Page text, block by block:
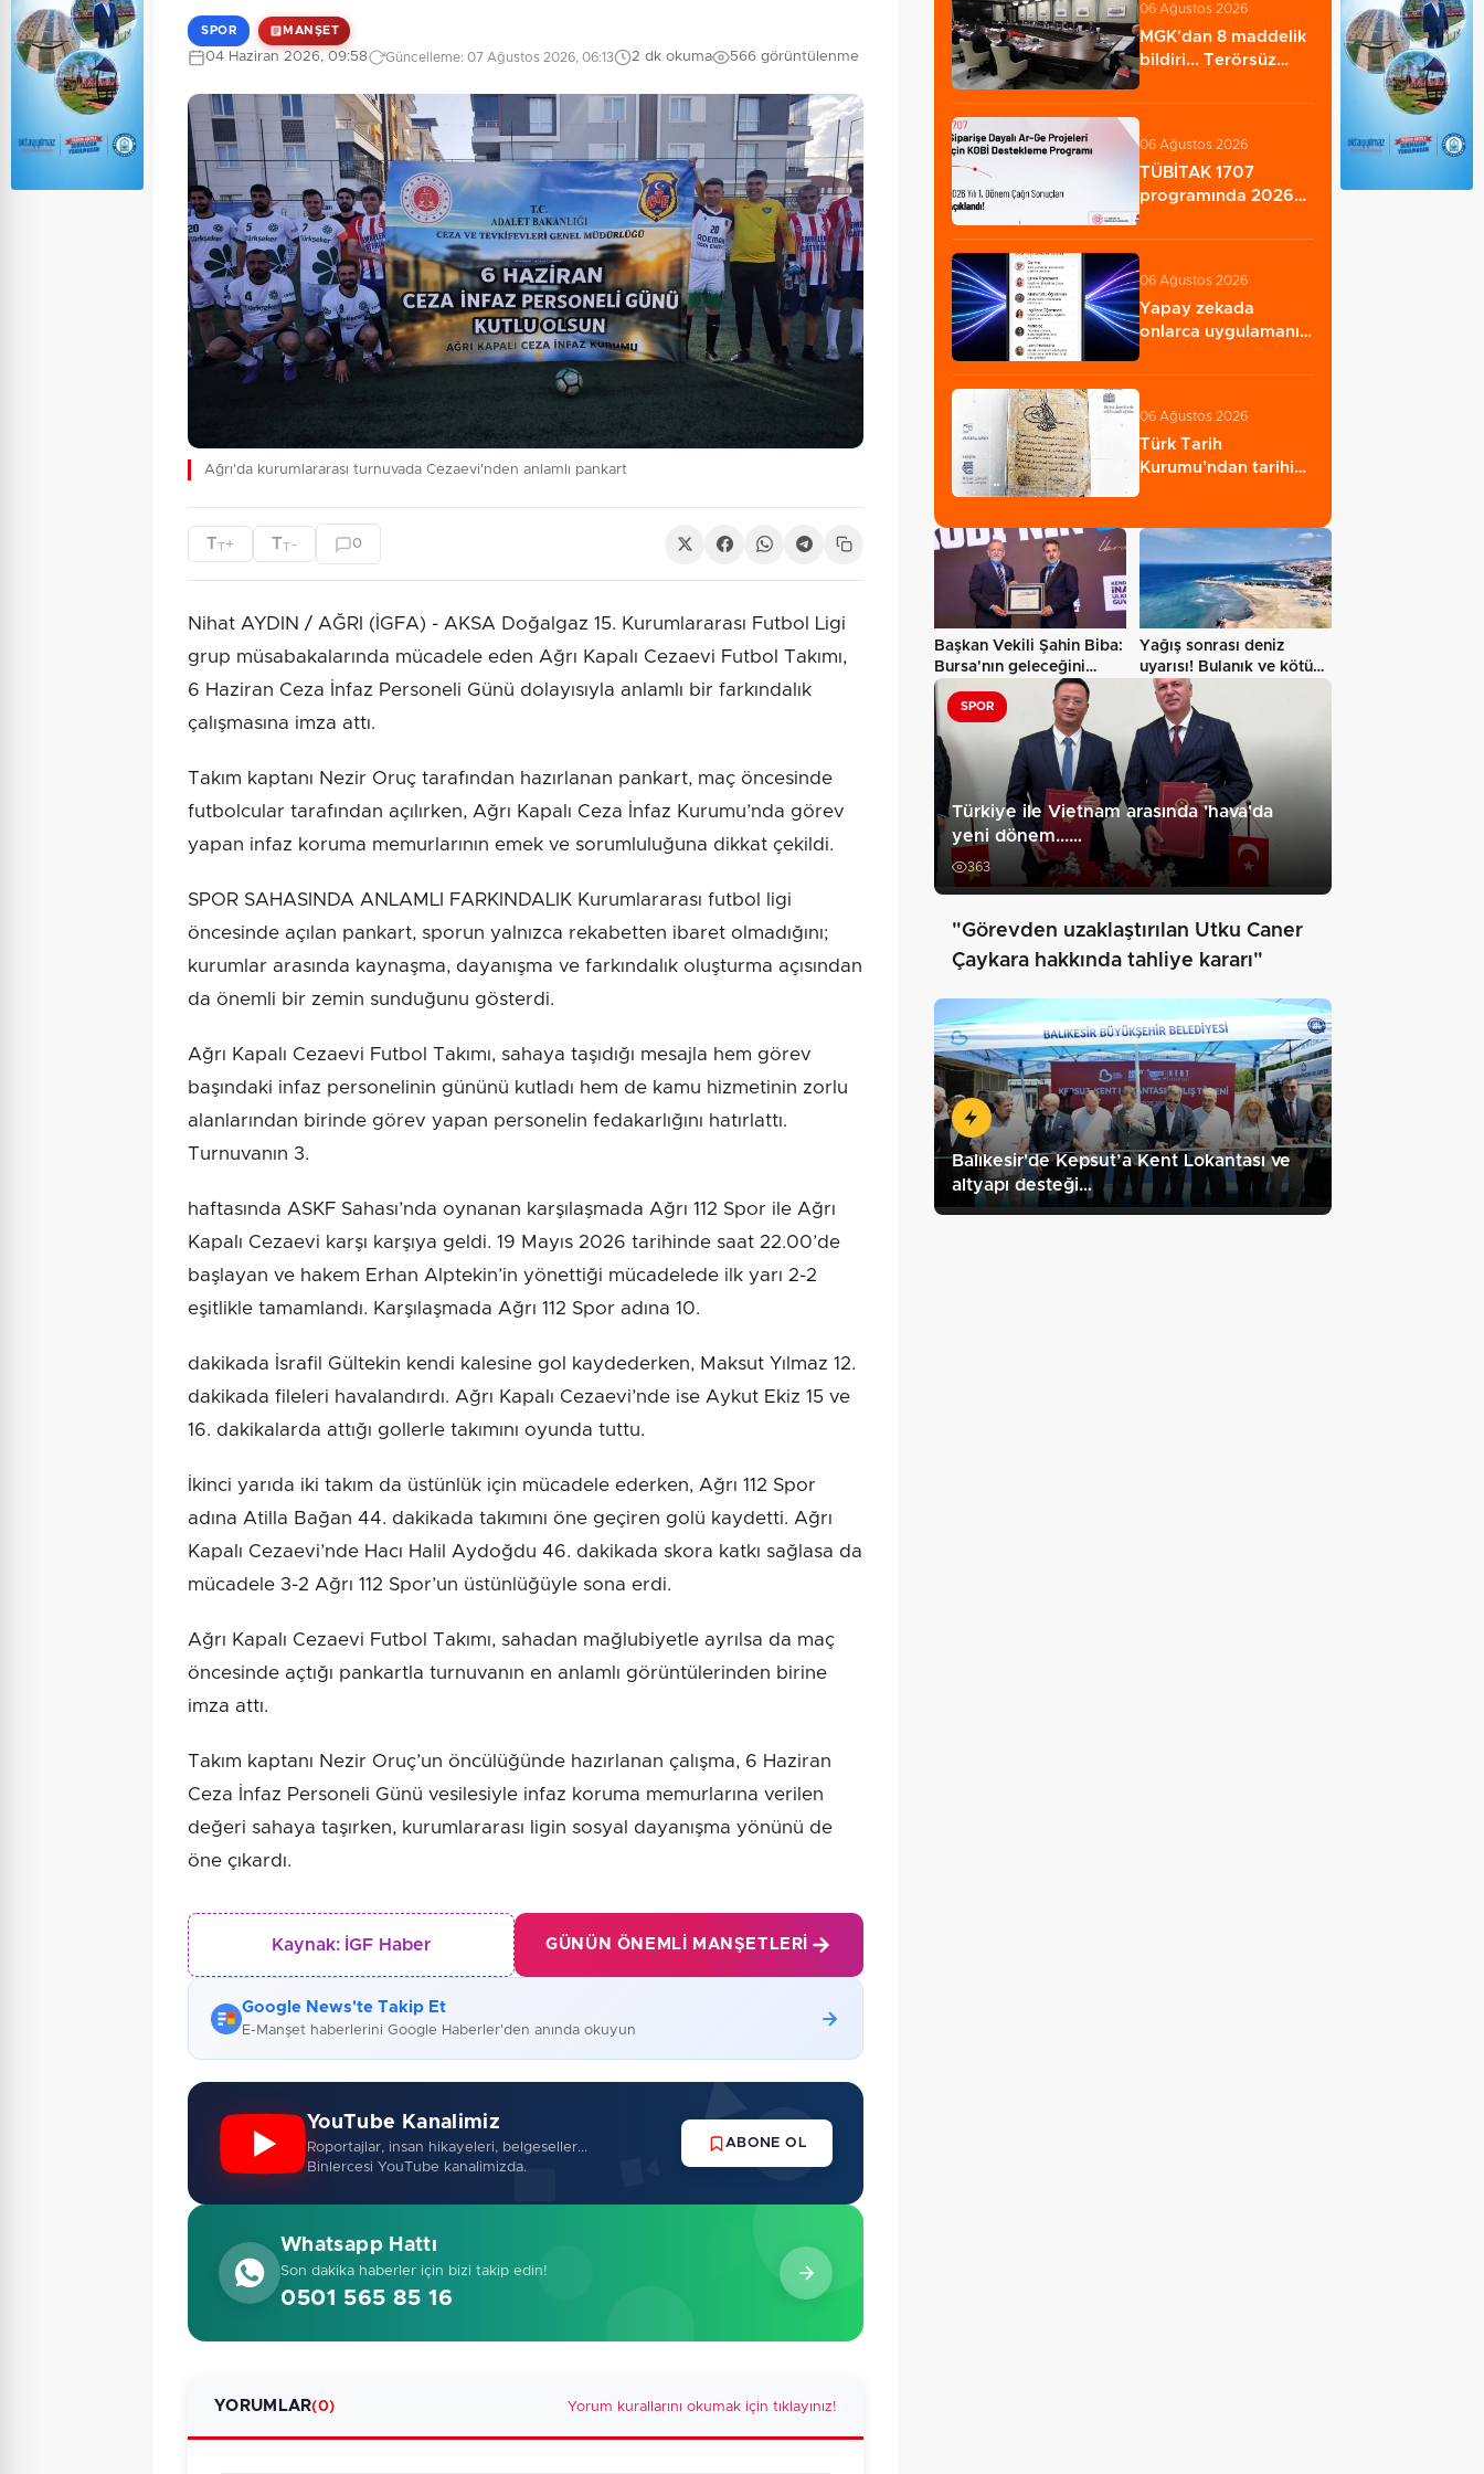
SPOR MANŞET
04 Haziran 2026, 09:58 Güncelleme: 07 Ağustos 2026, 06:13 2 dk okuma 566 görüntülenme
Ağrı'da kurumlararası turnuvada Cezaevi'nden anlamlı pankart
TT+ TT - 0
Nihat AYDIN / AĞRI (İGFA) - AKSA Doğalgaz 15. Kurumlararası Futbol Ligi
grup müsabakalarında mücadele eden Ağrı Kapalı Cezaevi Futbol Takımı,
6 Haziran Ceza İnfaz Personeli Günü dolayısıyla anlamlı bir farkındalık
çalışmasına imza attı.
Takım kaptanı Nezir Oruç tarafından hazırlanan pankart, maç öncesinde
futbolcular tarafından açılırken, Ağrı Kapalı Ceza İnfaz Kurumu’nda görev
yapan infaz koruma memurlarının emek ve sorumluluğuna dikkat çekildi.
SPOR SAHASINDA ANLAMLI FARKINDALIK Kurumlararası futbol ligi
öncesinde açılan pankart, sporun yalnızca rekabetten ibaret olmadığını;
kurumlar arasında kaynaşma, dayanışma ve farkındalık oluşturma açısından
da önemli bir zemin sunduğunu gösterdi.
Ağrı Kapalı Cezaevi Futbol Takımı, sahaya taşıdığı mesajla hem görev
başındaki infaz personelinin gününü kutladı hem de kamu hizmetinin zorlu
alanlarından birinde görev yapan personelin fedakarlığını hatırlattı.
Turnuvanın 3.
haftasında ASKF Sahası’nda oynanan karşılaşmada Ağrı 112 Spor ile Ağrı
Kapalı Cezaevi karşı karşıya geldi. 19 Mayıs 2026 tarihinde saat 22.00’de
başlayan ve hakem Erhan Alptekin’in yönettiği mücadelede ilk yarı 2-2
eşitlikle tamamlandı. Karşılaşmada Ağrı 112 Spor adına 10.
dakikada İsrafil Gültekin kendi kalesine gol kaydederken, Maksut Yılmaz 12.
dakikada fileleri havalandırdı. Ağrı Kapalı Cezaevi’nde ise Aykut Ekiz 15 ve
16. dakikalarda attığı gollerle takımını oyunda tuttu.
İkinci yarıda iki takım da üstünlük için mücadele ederken, Ağrı 112 Spor
adına Atilla Bağan 44. dakikada takımını öne geçiren golü kaydetti. Ağrı
Kapalı Cezaevi’nde Hacı Halil Aydoğdu 46. dakikada skora katkı sağlasa da
mücadele 3-2 Ağrı 112 Spor’un üstünlüğüyle sona erdi.
Ağrı Kapalı Cezaevi Futbol Takımı, sahadan mağlubiyetle ayrılsa da maç
öncesinde açtığı pankartla turnuvanın en anlamlı görüntülerinden birine
imza attı.
Takım kaptanı Nezir Oruç’un öncülüğünde hazırlanan çalışma, 6 Haziran
Ceza İnfaz Personeli Günü vesilesiyle infaz koruma memurlarına verilen
değeri sahaya taşırken, kurumlararası ligin sosyal dayanışma yönünü de
öne çıkardı.
Kaynak: İGF Haber GÜNÜN ÖNEMLI MANŞETLERI
Google News'te Takip Et
E-Manşet haberlerini Google Haberler'den anında okuyun
YouTube Kanalimiz
Roportajlar, insan hikayeleri, belgeseller...
Binlercesi YouTube kanalimizda.
ABONE OL
Whatsapp Hattı
Son dakika haberler için bizi takip edin!
0501 565 85 16
YORUMLAR(0) Yorum kurallarını okumak için tıklayınız!
06 Ağustos 2026
MGK'dan 8 maddelik
bildiri... Terörsüz
06 Ağustos 2026
TÜBİTAK 1707
programında 2026
sonuçları…
06 Ağustos 2026
Yapay zekada
onlarca uygulamanın
06 Ağustos 2026
Türk Tarih
Kurumu’ndan tarihi
Başkan Vekili Şahin Biba:
Bursa'nın geleceğini
bütüncül…
Yağış sonrası deniz
uyarısı! Bulanık ve kötü
kokulu…
SPOR
Türkiye ile Vietnam arasında 'hava'da
yeni dönem...…
363
"Görevden uzaklaştırılan Utku Caner
Çaykara hakkında tahliye kararı"
Balıkesir'de Kepsut’a Kent Lokantası ve
altyapı desteği…